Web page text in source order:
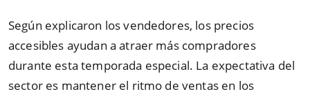
Según explicaron los vendedores, los precios
accesibles ayudan a atraer más compradores
durante esta temporada especial. La expectativa del
sector es mantener el ritmo de ventas en los